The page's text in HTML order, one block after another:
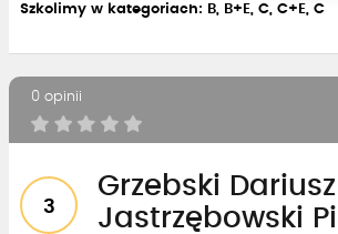
Szkolimy w kategoriach: B, B+E, C, C+E, C
0 opinii
3
Grzebski Dariusz
Jastrzębowski